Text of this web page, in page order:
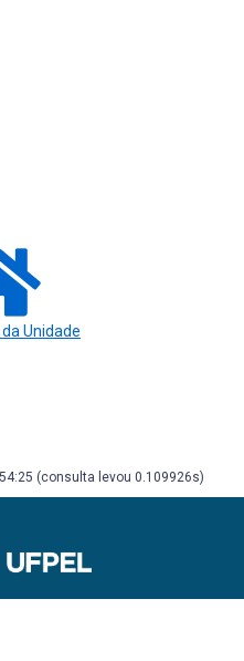
Unidade
(consulta levou 0.109926s)